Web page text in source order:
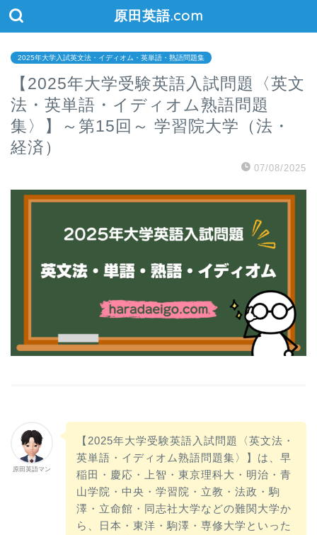
原田英語.com
2025年大学入試英文法・イディオム・英単語・熟語問題集
【2025年大学受験英語入試問題〈英文
法・英単語・イディオム熟語問題
集〉】～第15回～ 学習院大学（法・
経済）
07/08/2025
原田英語マン
【2025年大学受験英語入試問題〈英文法・
英単語・イディオム熟語問題集〉】は、早
稲田・慶応・上智・東京理科大・明治・青
山学院・中央・学習院・立教・法政・駒
澤・立命館・同志社大学などの難関大学か
ら、日本・東洋・駒澤・専修大学といった